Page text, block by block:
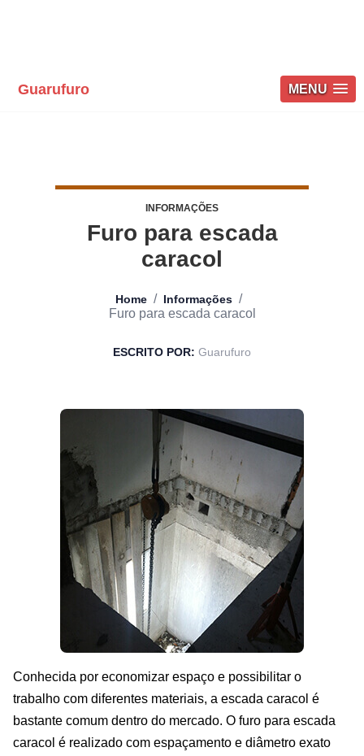
Guarufuro MENU
INFORMAÇÕES
Furo para escada
caracol
Home / Informações /
Furo para escada caracol
ESCRITO POR: Guarufuro
Conhecida por economizar espaço e possibilitar o
trabalho com diferentes materiais, a escada caracol é
bastante comum dentro do mercado. O furo para escada
caracol é realizado com espaçamento e diâmetro exato